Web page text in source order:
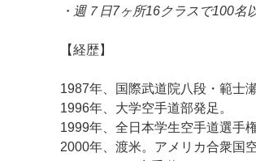
・週７日7ヶ所16クラスで100名
【経歴】
1987年、国際武道院八段・範士
1996年、大学空手道部発足。
1999年、全日本学生空手道選手
2000年、渡米。アメリカ合衆国